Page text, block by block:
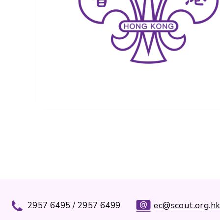
2957 6495 / 2957 6499 ec@scout.org.hk